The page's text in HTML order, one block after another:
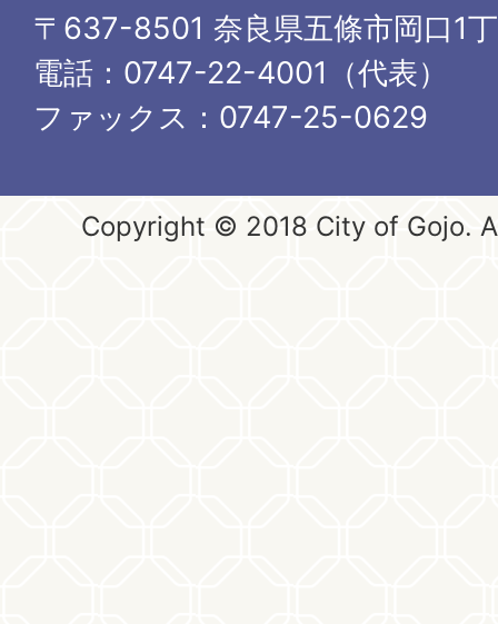
〒637-8501 奈良県五條市岡口1
電話：0747-22-4001（代表）
ファックス：0747-25-0629
Copyright © 2018 City of Gojo.